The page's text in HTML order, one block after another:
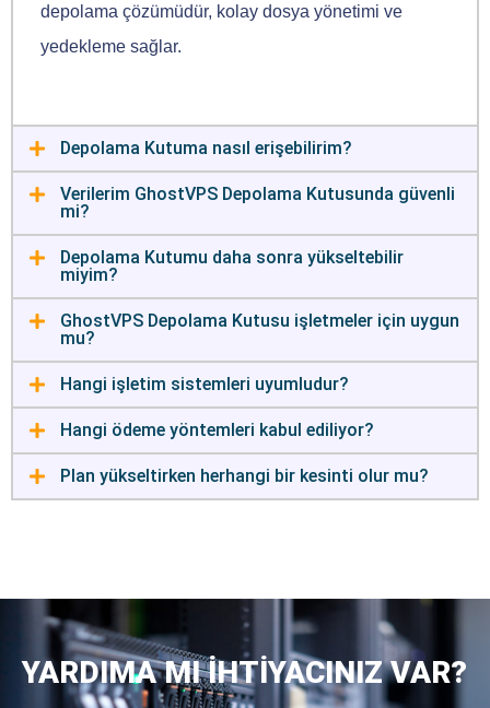
depolama çözümüdür, kolay dosya yönetimi ve
yedekleme sağlar.
Depolama Kutuma nasıl erişebilirim?
Verilerim GhostVPS Depolama Kutusunda güvenli
mi?
Depolama Kutumu daha sonra yükseltebilir
miyim?
GhostVPS Depolama Kutusu işletmeler için uygun
mu?
Hangi işletim sistemleri uyumludur?
Hangi ödeme yöntemleri kabul ediliyor?
Plan yükseltirken herhangi bir kesinti olur mu?
YARDIMA MI İHTİYACINIZ VAR?